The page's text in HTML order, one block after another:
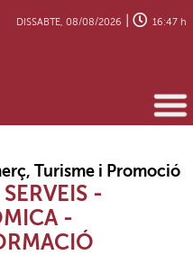
DISSABTE, 08/08/2026 16:47 h
Turisme i Promoció
-
-